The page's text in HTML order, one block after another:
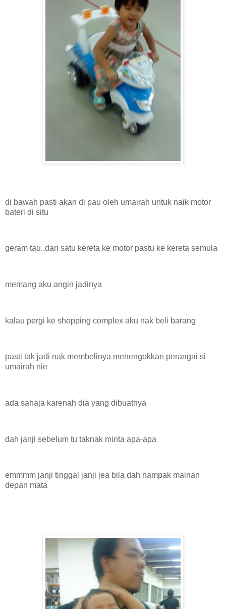
di bawah pasti akan di pau oleh umairah untuk naik motor
bateri di situ
geram tau..dari satu kereta ke motor pastu ke kereta semula
memang aku angin jadinya
kalau pergi ke shopping complex aku nak beli barang
pasti tak jadi nak membelinya menengokkan perangai si
umairah nie
ada sahaja karenah dia yang dibuatnya
dah janji sebelum tu taknak minta apa-apa
emmmm janji tinggal janji jea bila dah nampak mainan
depan mata